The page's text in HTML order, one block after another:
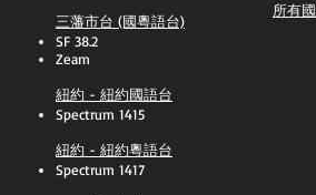
三藩市台 (國粵語台)
SF 38.2
Zeam
紐約 - 紐約國語台
Spectrum 1415
紐約 - 紐約粵語台
Spectrum 1417
所有